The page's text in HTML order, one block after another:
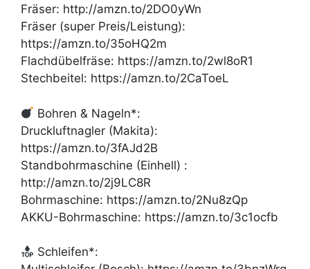
Fräser: http://amzn.to/2DO0yWn
Fräser (super Preis/Leistung):
https://amzn.to/35oHQ2m
Flachdübelfräse: https://amzn.to/2wl8oR1
Stechbeitel: https://amzn.to/2CaToeL
Bohren & Nageln*:
Druckluftnagler (Makita):
https://amzn.to/3fAJd2B
Standbohrmaschine (Einhell) :
http://amzn.to/2j9LC8R
Bohrmaschine: https://amzn.to/2Nu8zQp
AKKU-Bohrmaschine: https://amzn.to/3c1ocfb
Schleifen*: